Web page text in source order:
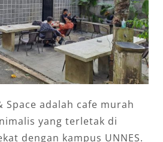
Space adalah cafe murah
yang terletak di
dengan kampus UNNES.